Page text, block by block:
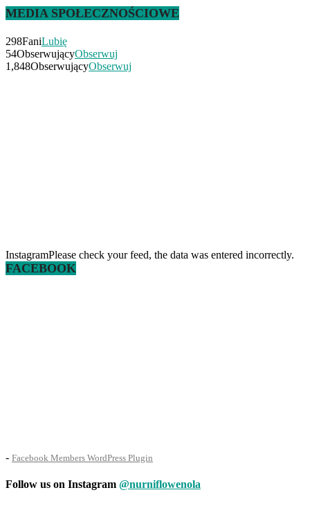
MEDIA SPOŁECZNOŚCIOWE
298FaniLubię
54ObserwującyObserwuj
1,848ObserwującyObserwuj
InstagramPlease check your feed, the data was entered incorrectly.
FACEBOOK
- Facebook Members WordPress Plugin
Follow us on Instagram @nurniflowenola